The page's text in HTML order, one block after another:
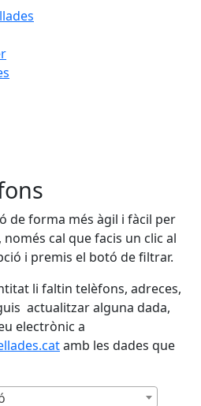
de forma més àgil i fàcil per
cal que facis un clic al
i premis el botó de filtrar.
li faltin telèfons, adreces,
actualitzar alguna dada,
electrònic a
amb les dades que